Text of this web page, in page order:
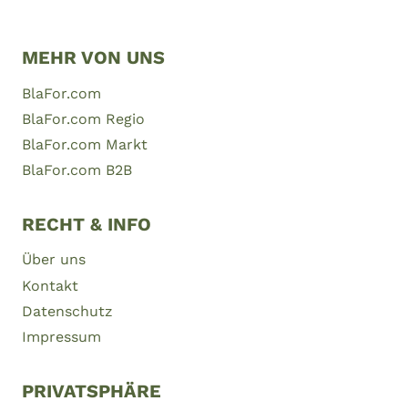
MEHR VON UNS
BlaFor.com
BlaFor.com Regio
BlaFor.com Markt
BlaFor.com B2B
RECHT & INFO
Über uns
Kontakt
Datenschutz
Impressum
PRIVATSPHÄRE